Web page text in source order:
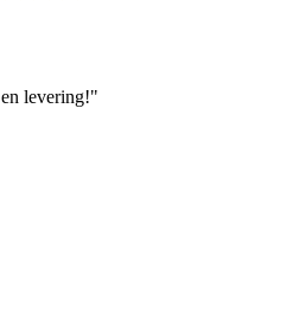
levering!"